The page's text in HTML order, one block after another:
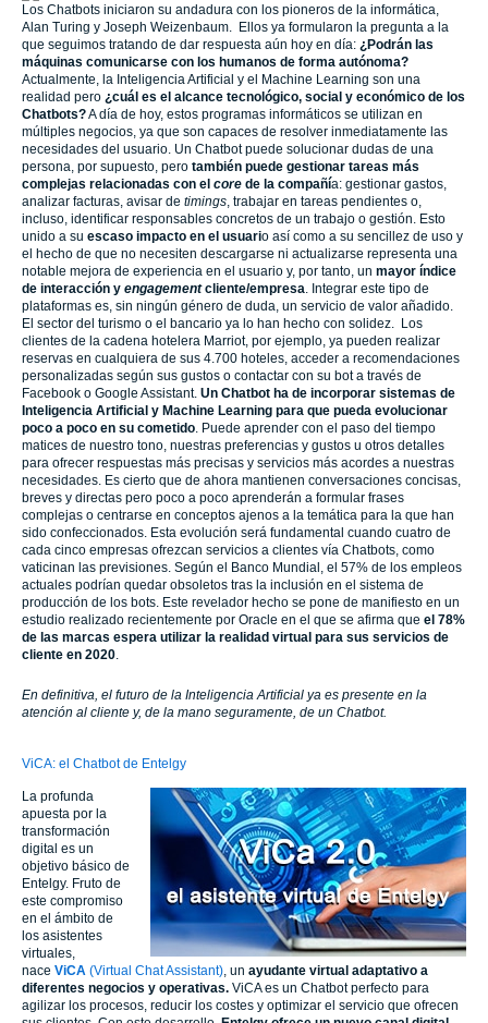
Los Chatbots iniciaron su andadura con los pioneros de la informática,
Alan Turing y Joseph Weizenbaum. Ellos ya formularon la pregunta a la
que seguimos tratando de dar respuesta aún hoy en día: ¿Podrán las
máquinas comunicarse con los humanos de forma autónoma?
Actualmente, la Inteligencia Artificial y el Machine Learning son una
realidad pero ¿cuál es el alcance tecnológico, social y económico de los
Chatbots?A día de hoy, estos programas informáticos se utilizan en
múltiples negocios, ya que son capaces de resolver inmediatamente las
necesidades del usuario. Un Chatbot puede solucionar dudas de una
persona, por supuesto, pero también puede gestionar tareas más
complejas relacionadas con el core de la compañía: gestionar gastos,
analizar facturas, avisar de timings , trabajar en tareas pendientes o,
incluso, identificar responsables concretos de un trabajo o gestión. Esto
unido a su escaso impacto en el usuario así como a su sencillez de uso y
el hecho de que no necesiten descargarse ni actualizarse representa una
notable mejora de experiencia en el usuario y, por tanto, un mayor índice
de interacción y engagementcliente/empresa . Integrar este tipo de
plataformas es, sin ningún género de duda, un servicio de valor añadido.
El sector del turismo o el bancario ya lo han hecho con solidez. Los
clientes de la cadena hotelera Marriot, por ejemplo, ya pueden realizar
reservas en cualquiera de sus 4.700 hoteles, acceder a recomendaciones
personalizadas según sus gustos o contactar con su bot a través de
Facebook o Google Assistant. Un Chatbot ha de incorporar sistemas de
Inteligencia Artificial y Machine Learning para que pueda evolucionar
poco a poco en su cometido . Puede aprender con el paso del tiempo
matices de nuestro tono, nuestras preferencias y gustos u otros detalles
para ofrecer respuestas más precisas y servicios más acordes a nuestras
necesidades. Es cierto que de ahora mantienen conversaciones concisas,
breves y directas pero poco a poco aprenderán a formular frases
complejas o centrarse en conceptos ajenos a la temática para la que han
sido confeccionados. Esta evolución será fundamental cuando cuatro de
cada cinco empresas ofrezcan servicios a clientes vía Chatbots, como
vaticinan las previsiones. Según el Banco Mundial, el 57% de los empleos
actuales podrían quedar obsoletos tras la inclusión en el sistema de
producción de los bots. Este revelador hecho se pone de manifiesto en un
estudio realizado recientemente por Oracle en el que se afirma que el 78%
de las marcas espera utilizar la realidad virtual para sus servicios de
cliente en 2020
En definitiva, el futuro de la Inteligencia Artificial ya es presente en la
atención al cliente y, de la mano seguramente, de un Chatbot.
ViCA: el Chatbot de Entelgy
La profunda
apuesta por la
transformación
digital es un
objetivo básico de
Entelgy. Fruto de
este compromiso
en el ámbito de
los asistentes
virtuales,
nace ViCA (Virtual Chat Assistant) , un ayudante virtual adaptativo a
diferentes negocios y operativas. ViCA es un Chatbot perfecto para
agilizar los procesos, reducir los costes y optimizar el servicio que ofrecen